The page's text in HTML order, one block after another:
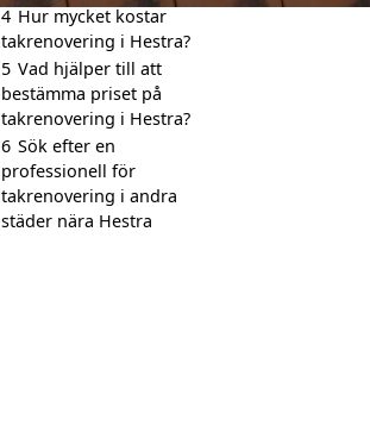
4 Hur mycket kostar
takrenovering i Hestra?
5 Vad hjälper till att
bestämma priset på
takrenovering i Hestra?
6 Sök efter en
professionell för
takrenovering i andra
städer nära Hestra